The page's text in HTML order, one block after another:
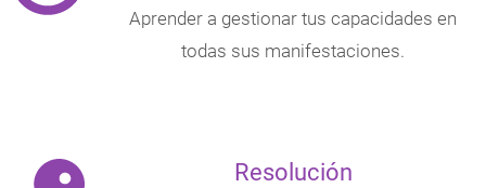
Aprender a gestionar tus capacidades en
todas sus manifestaciones.
Resolución